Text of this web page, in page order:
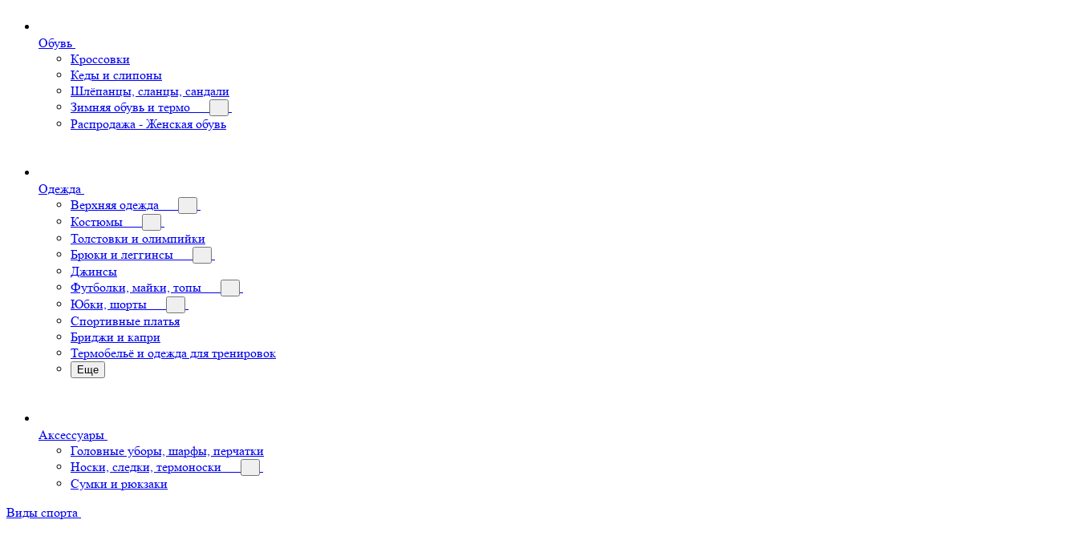
Обувь
Кроссовки
Кеды и слипоны
Шлёпанцы, сланцы, сандали
Зимняя обувь и термо
Распродажа - Женская обувь
Одежда
Верхняя одежда
Костюмы
Толстовки и олимпийки
Брюки и леггинсы
Джинсы
Футболки, майки, топы
Юбки, шорты
Спортивные платья
Бриджи и капри
Термобельё и одежда для тренировок
Еще
Аксессуары
Головные уборы, шарфы, перчатки
Носки, следки, термоноски
Сумки и рюкзаки
Виды спорта